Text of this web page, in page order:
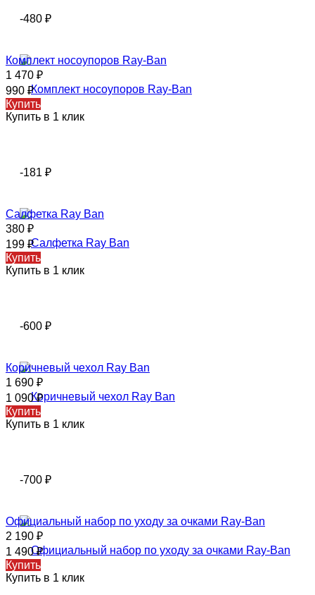
-480 ₽
Комплект носоупоров Ray-Ban
1 470 ₽
990 ₽
Купить
Купить в 1 клик
-181 ₽
Салфетка Ray Ban
380 ₽
199 ₽
Купить
Купить в 1 клик
-600 ₽
Коричневый чехол Ray Ban
1 690 ₽
1 090₽
Купить
Купить в 1 клик
-700 ₽
Официальный набор по уходу за очками Ray-Ban
2 190 ₽
1 490₽
Купить
Купить в 1 клик